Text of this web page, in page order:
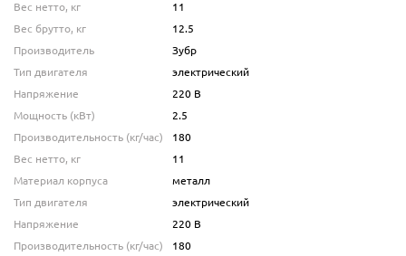
Вес нетто, кг
11
Вес брутто, кг
12.5
Производитель
Зубр
Тип двигателя
электрический
Напряжение
220 В
Мощность (кВт)
2.5
Производительность (кг/час)
180
Вес нетто, кг
11
Материал корпуса
металл
Тип двигателя
электрический
Напряжение
220 В
Производительность (кг/час)
180